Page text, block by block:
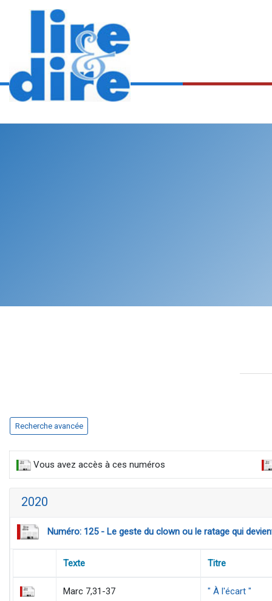
Recherche avancée
Vous avez accès à ces numéros
2020
Numéro: 125 - Le geste du clown ou le ratage qui
Texte Titre
Marc 7,31-37 " À l'écart "